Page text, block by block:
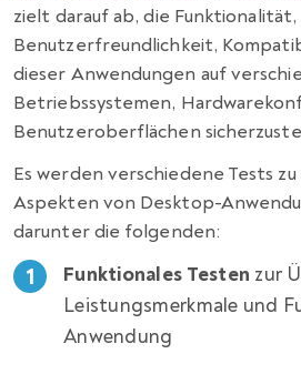
zielt darauf ab, die Funktionalität,
Benutzerfreundlichkeit,
dieser Anwendungen auf
Betriebssystemen,
Benutzeroberflächen
Es werden verschiedene Tests
Aspekten von Desktop-
darunter die folgenden:
Funktionales Testen zur
Leistungsmerkmale und
Anwendung